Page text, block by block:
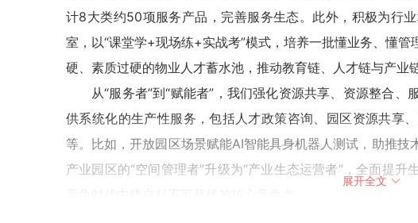
计8大类约50项服务产品，完善服务生态。此外，积极为行
室，以“课堂学+现场练+实战考”模式，培养一批懂业务、懂
硬、素质过硬的物业人才蓄水池，推动教育链、人才链与产业
从“服务者”到“赋能者”，我们强化资源共享、资源整合
供系统化的生产性服务，包括人才政策咨询、园区资源共享
等。比如，开放园区场景赋能AI智能具身机器人测试，助推
产业园区的“空间管理者”升级为“产业生态运营者”，全面提
展开全文